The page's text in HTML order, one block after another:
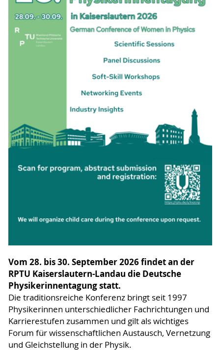
Vom 28. bis 30. September 2026 findet an der
RPTU Kaiserslautern-Landau die Deutsche
Physikerinnentagung statt.
Die traditionsreiche Konferenz bringt seit 1997
Physikerinnen unterschiedlicher Fachrichtungen und
Karrierestufen zusammen und gilt als wichtiges
Forum für wissenschaftlichen Austausch, Vernetzung
und Gleichstellung in der Physik.